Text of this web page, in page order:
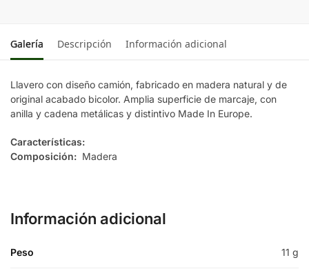
Galería Descripción Información adicional
Llavero con diseño camión, fabricado en madera natural y de
original acabado bicolor. Amplia superficie de marcaje, con
anilla y cadena metálicas y distintivo Made In Europe.
Características:
Composición: Madera
Información adicional
Peso 11 g